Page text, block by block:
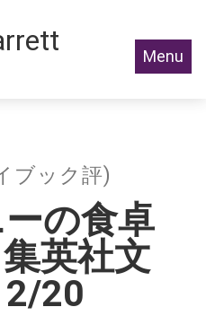
Menu
ブック評)
ーの食卓
英社文
20